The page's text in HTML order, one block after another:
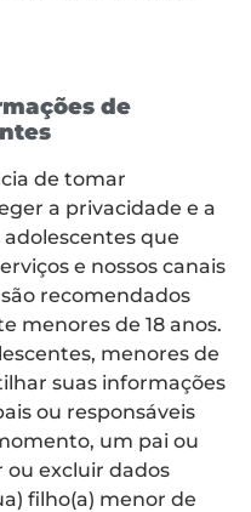
de
de tomar
a privacidade e a
que
e nossos canais
recomendados
menores de 18 anos.
menores de
suas informações
ou responsáveis
um pai ou
ou excluir dados
filho(a) menor de